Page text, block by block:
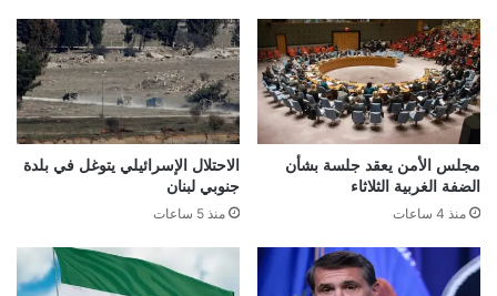
مجلس الأمن يعقد جلسة بشأن
الضفة الغربية الثلاثاء
منذ 4 ساعات
الاحتلال الإسرائيلي يتوغل في بلدة
جنوبي لبنان
منذ 5 ساعات